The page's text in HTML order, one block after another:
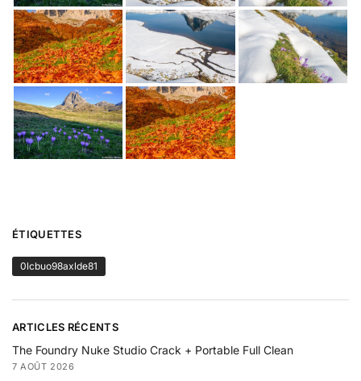
ÉTIQUETTES
0lcbuo98axlde81
ARTICLES RÉCENTS
The Foundry Nuke Studio Crack + Portable Full Clean
7 AOÛT 2026